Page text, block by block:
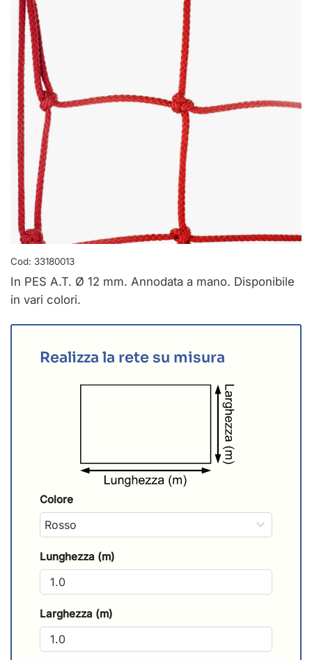
Cod: 33180013
In PES A.T. Ø 12 mm. Annodata a mano. Disponibile
in vari colori.
Realizza la rete su misura
Colore
Lunghezza (m)
Larghezza (m)